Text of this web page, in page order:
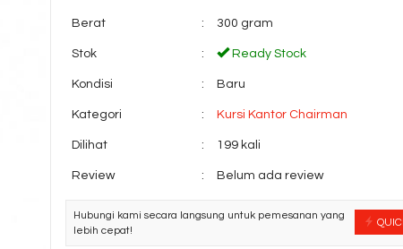
Berat : 300 gram
Stok : Ready Stock
Kondisi : Baru
Kategori : Kursi Kantor Chairman
Dilihat : 199 kali
Review : Belum ada review
Hubungi kami secara langsung untuk pemesanan yang
lebih cepat!
Locker 3 Pintu Elite
*Harga Hubungi CS
Ready Stock Ready Stock